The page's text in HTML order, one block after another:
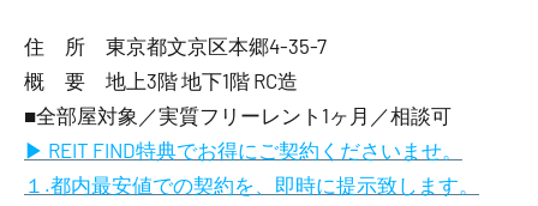
住 所 東京都文京区本郷4-35-7
概 要 地上3階 地下1階 RC造
■全部屋対象／実質フリーレント1ヶ月／相談可
▶ REIT FIND特典でお得にご契約くださいませ。
１.都内最安値での契約を、即時に提示致します。